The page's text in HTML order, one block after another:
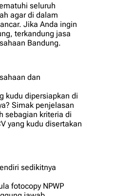
seluruh
agar di dalam
Jika Anda ingin
terkandung jasa
Bandung.
dan
kudu dipersiapkan di
Simak penjelasan
sebagian kriteria di
yang kudu disertakan
sedikitnya
fotocopy NPWP